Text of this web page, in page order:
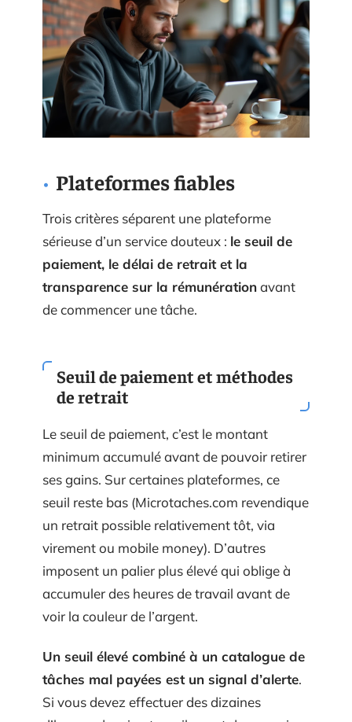
Plateformes fiables
Trois critères séparent une plateforme
sérieuse d’un service douteux : le seuil de
paiement, le délai de retrait et la
transparence sur la rémunérationavant
de commencer une tâche.
Seuil de paiement et méthodes
de retrait
Le seuil de paiement, c’est le montant
minimum accumulé avant de pouvoir retirer
ses gains. Sur certaines plateformes, ce
seuil reste bas (Microtaches.com revendique
un retrait possible relativement tôt, via
virement ou mobile money). D’autres
imposent un palier plus élevé qui oblige à
accumuler des heures de travail avant de
voir la couleur de l’argent.
Un seuil élevé combiné à un catalogue de
tâches mal payées est un signal d’alerte.
Si vous devez effectuer des dizaines